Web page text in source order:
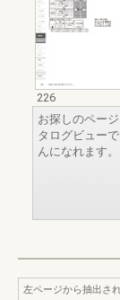
226
お探しのペー
タログビュー
んになれます。
左ページから抽出さ